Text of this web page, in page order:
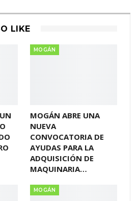
LIKE
MOGÁN
MOGÁN ABRE UNA
NUEVA
CONVOCATORIA DE
AYUDAS PARA LA
ADQUISICIÓN DE
MAQUINARIA…
MOGÁN